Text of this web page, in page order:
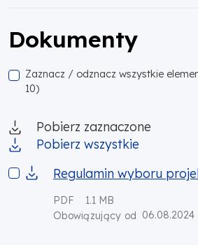
Dokumenty
Zaznacz / odznacz wszystkie
10)
Pobierz zaznaczone
Pobierz wszystkie
Regulamin wyboru projektów
Regulamin wyboru
PDF
1.1 MB
Obowiązujący od 06.08.2024